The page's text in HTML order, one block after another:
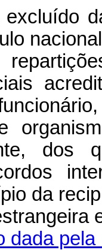
dos
da
dada